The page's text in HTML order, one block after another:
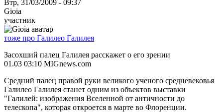
Втр, 31/03/2009 - 09:37
Gioia
участник
тоже про Галилео Галилея
Засохший палец Галилея расскажет о его зрении
01.03 03:10 MIGnews.com
Средний палец правой руки великого ученого средневековья
Галилео Галилея станет одним из объектов выставки
"Галилей: изображения Вселенной от античности до
телескопа", которая откроется в марте во Флоренции.